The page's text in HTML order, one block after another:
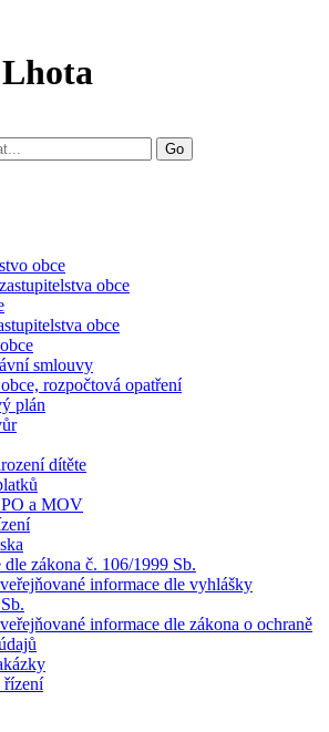
Go
obce
obce
obce
smlouvy
rozpočtová opatření
plán
dítěte
a MOV
zákona č. 106/1999 Sb.
informace dle vyhlášky
informace dle zákona o ochraně
řízení